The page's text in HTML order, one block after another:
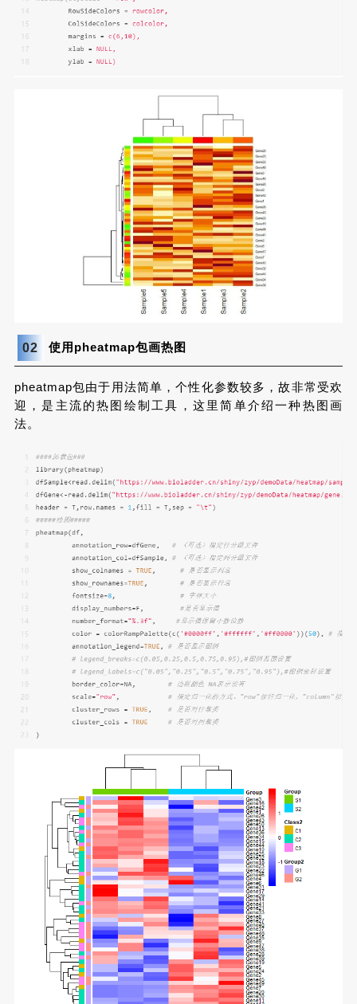
02 使用pheatmap包画热图
pheatmap包由于用法简单，个性化参数较多，故非常受欢
迎，是主流的热图绘制工具，这里简单介绍一种热图画
法。